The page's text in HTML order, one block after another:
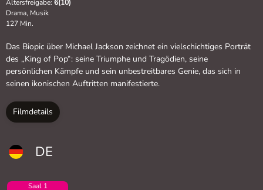
Altersfreigabe: 6(10)
Drama, Musik
127 Min.
Das Biopic über Michael Jackson zeichnet ein vielschichtiges Porträt
des „King of Pop“: seine Triumphe und Tragödien, seine
persönlichen Kämpfe und sein unbestreitbares Genie, das sich in
seinen ikonischen Auftritten manifestierte.
Filmdetails
DE
Saal 1